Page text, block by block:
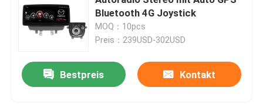
Mazda-Auto-Stereolithographie
Universalauto-Stereolithographie
Bluetooth 4G Joystick
MOQ：10pcs
Preis：239USD-302USD
Bestpreis Kontakt